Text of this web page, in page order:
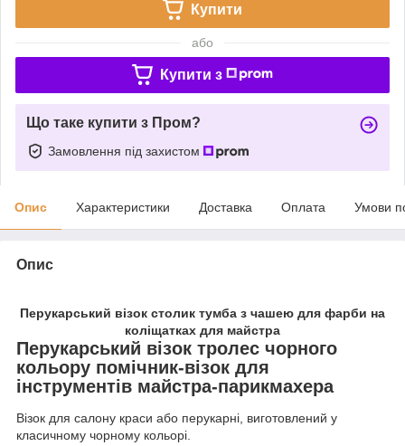
Купити
або
Купити з
Що таке купити з Пром?
Замовлення під захистом
Опис Характеристики Доставка Оплата Умови
Опис
Перукарський візок столик тумба з чашею для фарби на
коліщатках для майстра
Перукарський візок тролес чорного
кольору помічник-візок для
інструментів майстра-парикмахера
Візок для салону краси або перукарні, виготовлений у
класичному чорному кольорі.